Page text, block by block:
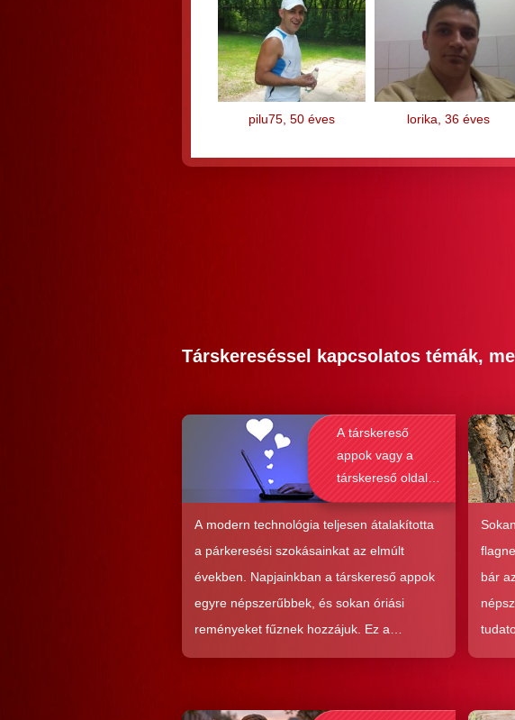
pilu75, 50 éves lorika, 36 éves
Társkereséssel kapcsolatos témák,
A társkereső
appok vagy a
társkereső oldalak
alkalmasabbak a
komoly kapcsolat
kialakításához?
A modern technológia teljesen átalakította
a párkeresési szokásainkat az elmúlt
években. Napjainkban a társkereső appok
egyre népszerűbbek, és sokan óriási
reményeket fűznek hozzájuk. Ez a
közkedveltség egyáltalán nem véletlen,
nagyon könnyen és gyorsan lehet sikereket
bár